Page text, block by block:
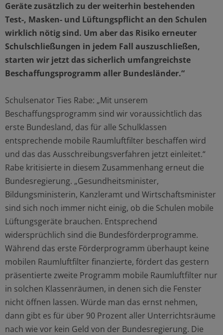
Geräte zusätzlich zu der weiterhin bestehenden
Test-, Masken- und Lüftungspflicht an den Schulen
wirklich nötig sind. Um aber das Risiko erneuter
Schulschließungen in jedem Fall auszuschließen,
starten wir jetzt das sicherlich umfangreichste
Beschaffungsprogramm aller Bundesländer.“
Schulsenator Ties Rabe: „Mit unserem
Beschaffungsprogramm sind wir voraussichtlich das
erste Bundesland, das für alle Schulklassen
entsprechende mobile Raumluftfilter beschaffen wird
und das das Ausschreibungsverfahren jetzt einleitet.“
Rabe kritisierte in diesem Zusammenhang erneut die
Bundesregierung. „Gesundheitsminister,
Bildungsministerin, Kanzleramt und Wirtschaftsminister
sind sich noch immer nicht einig, ob die Schulen mobile
Lüftungsgeräte brauchen. Entsprechend
widersprüchlich sind die Bundesförderprogramme.
Während das erste Förderprogramm überhaupt keine
mobilen Raumluftfilter finanzierte, fördert das gestern
präsentierte zweite Programm mobile Raumluftfilter nur
in solchen Klassenräumen, in denen sich die Fenster
nicht öffnen lassen. Würde man das ernst nehmen,
dann gibt es für über 90 Prozent aller Unterrichtsräume
nach wie vor kein Geld von der Bundesregierung. Die